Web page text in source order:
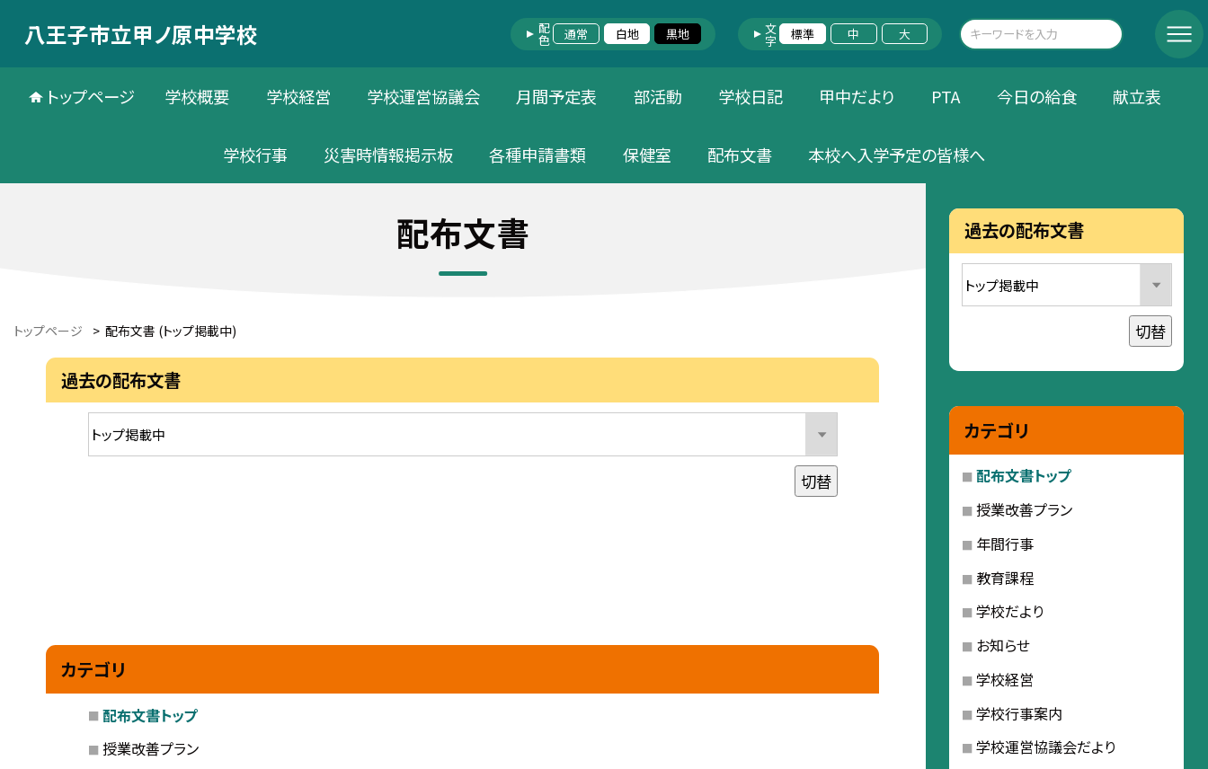
八王子市立甲ノ原中学校 配色 通常 白地 黒地 文字 標準 中 大
トップページ 学校概要 学校経営 学校運営協議会 月間予定表 部活動 学校日記 甲中だより PTA 今日の給食 献立表
学校行事 災害時情報掲示板 各種申請書類 保健室 配布文書 本校へ入学予定の皆様へ
配布文書
トップページ > 配布文書 (トップ掲載中)
過去の配布文書
切替
カテゴリ
配布文書トップ
授業改善プラン
過去の配布文書
切替
カテゴリ
配布文書トップ
授業改善プラン
年間行事
教育課程
学校だより
お知らせ
学校経営
学校行事案内
学校運営協議会だより